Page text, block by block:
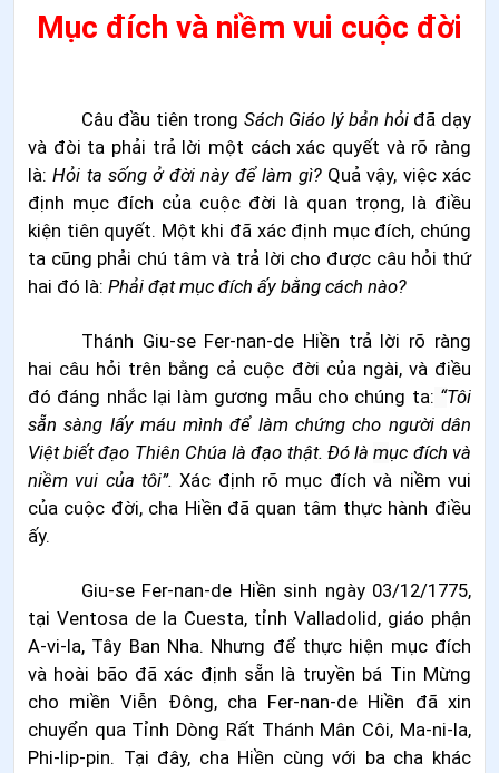
Mục đích và niềm vui cuộc đời
Câu đầu tiên trong Sách Giáo lý bản hỏiđã dạy
và đòi ta phải trả lời một cách xác quyết và rõ ràng
là:Hỏi ta sống ở đời này để làm gì?Quả vậy, việc xác
định mục đích của cuộc đời là quan trọng, là điều
kiện tiên quyết. Một khi đã xác định mục đích, chúng
ta cũng phải chú tâm và trả lời cho được câu hỏi thứ
hai đó là: Phải đạt mục đích ấy bằng cách nào?
Thánh Giu-se Fer-nan-de Hiền trả lời rõ ràng
hai câu hỏi trên bằng cả cuộc đời của ngài, và điều
đó đáng nhắc lại làm gương mẫu cho chúng ta: “Tôi
sẵn sàng lấy máu mình để làm chứng cho người dân
Việt biết đạo Thiên Chúa là đạo thật. Đó làmục đích và
niềm vui của tôi”.Xác định rõ mục đích và niềm vui
của cuộc đời, cha Hiền đã quan tâm thực hành điều
ấy.
Giu-se Fer-nan-de Hiền sinh ngày 03/12/1775,
tại Ventosa de la Cuesta, tỉnh Valladolid, giáo phận
A-vi-la, Tây Ban Nha. Nhưng để thực hiện mục đích
và hoài bão đã xác định sẵn là truyền bá Tin Mừng
cho miền Viễn Đông, cha Fer-nan-de Hiền đã xin
chuyển qua Tỉnh Dòng Rất Thánh Mân Côi, Ma-ni-la,
Phi-lip-pin. Tại đây, cha Hiền cùng với ba cha khác